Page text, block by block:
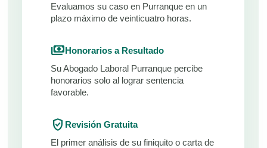
Evaluamos su caso en Purranque en un
plazo máximo de veinticuatro horas.
paymentsHonorarios a Resultado
Su Abogado Laboral Purranque percibe
honorarios solo al lograr sentencia
favorable.
verified_user Revisión Gratuita
El primer análisis de su finiquito o carta de